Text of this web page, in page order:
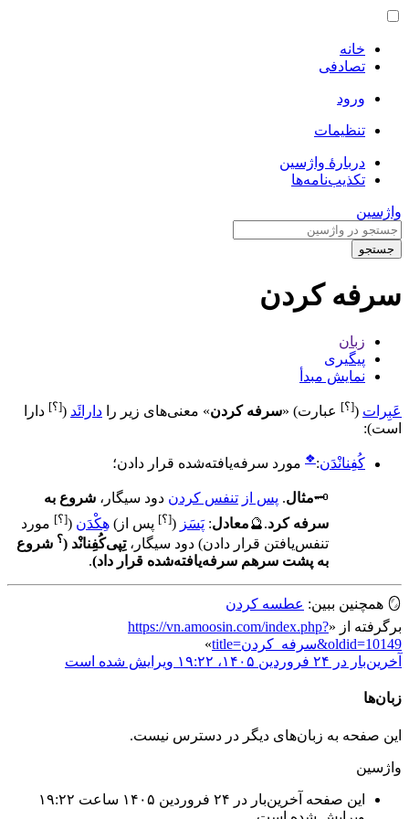
خانه
تصادفی
ورود
تنظیمات
دربارهٔ واژسین
تکذیب‌نامه‌ها
واژسین
جستجو
سرفه کردن
زبان
پیگیری
نمایش مبدأ
عَبِرات ([؟] عبارت)
«سرفه کردن» معنی‌های زیر را دارائَد ([؟] دارا
است)
:
کُفِنانْدَن:
❖ مورد سرفه‌یافته‌شده قرار دادن؛
🗝️مثال. پس از تنفس کردن دود سیگار، شروع به
سرفه کرد.
🔮معادل:پَسَز ([؟] پس از ) هِکْدَن ([؟] مورد
تنفس‌یافتن قرار دادن) دود سیگار،تِپی‌کُفِنانْد (؟ شروع
به پشت سرهم سرفه‌یافته‌شده قرار داد)
.
🪞 همچنین ببین: عطسه کردن
برگرفته از «https://vn.amoosin.com/index.php?
title=سرفه_کردن&oldid=10149
»
آخرین‌بار در ‏۲۴ فروردین ۱۴۰۵، ‏۱۹:۲۲ ویرایش شده است
زبان‌ها
این صفحه به زبان‌های دیگر در دسترس نیست.
واژسین
این صفحه آخرین‌بار در ‏۲۴ فروردین ۱۴۰۵ ساعت ‏۱۹:۲۲